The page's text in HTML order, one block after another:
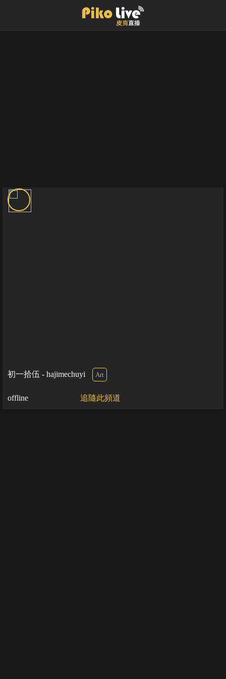
初一拾伍 - hajimechuyi Art
offline 追隨此頻道